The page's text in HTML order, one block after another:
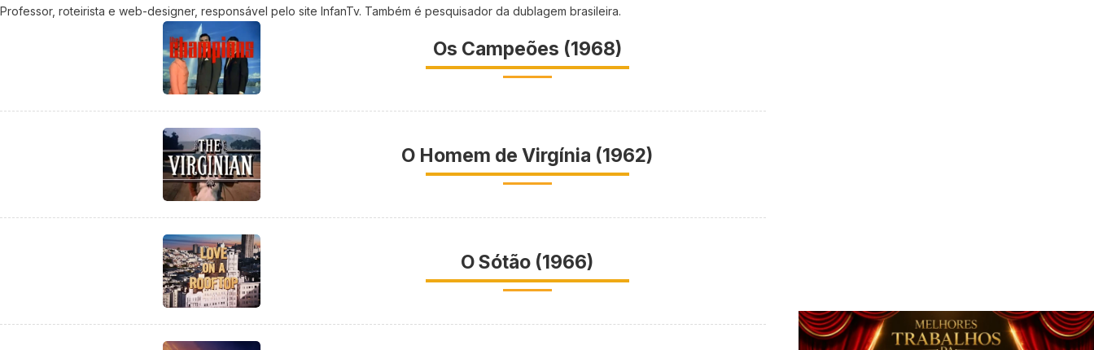
Professor, roteirista e web-designer, responsável pelo site InfanTv. Também é pesquisador da dublagem brasileira.
Os Campeões (1968)
O Homem de Virgínia (1962)
O Sótão (1966)